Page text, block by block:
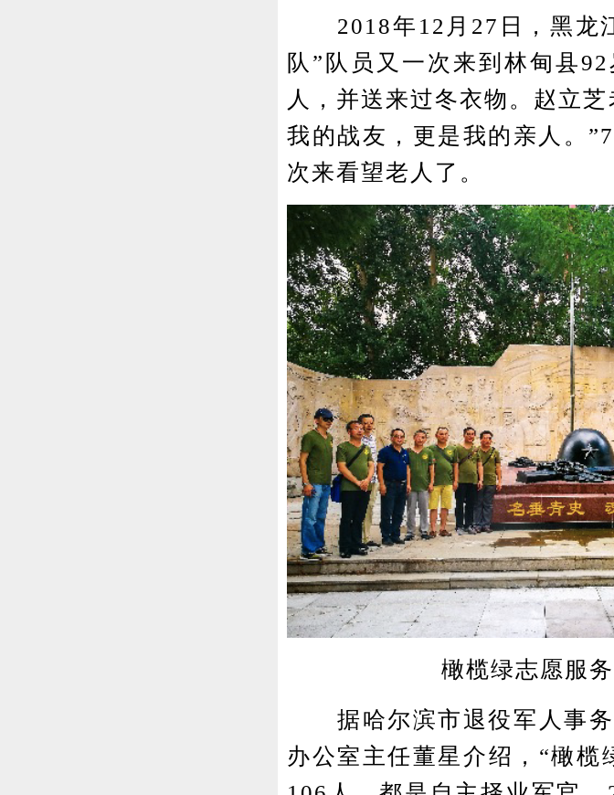
2018年12月27日，黑龙
队”队员又一次来到林甸县
人，并送来过冬衣物。赵立
我的战友，更是我的亲人。
次来看望老人了。
橄榄绿志愿服务
据哈尔滨市退役军人事务
办公室主任董星介绍，“橄榄